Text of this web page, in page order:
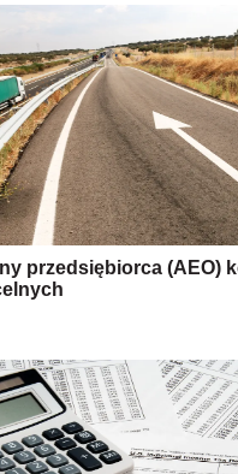
przedsiębiorca (AEO)